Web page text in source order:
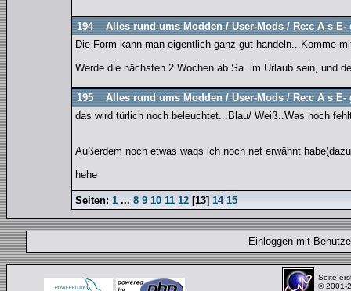
194 Alles rund ums Modden/ User-Mods/ Re:c A s
Die Form kann man eigentlich ganz gut handeln...Komme
Werde die nächsten 2 Wochen ab Sa. im Urlaub sein, und
195 Alles rund ums Modden/ User-Mods/ Re:c A s
das wird türlich noch beleuchtet...Blau/ Weiß..Was noch
Außerdem noch etwas waqs ich noch net erwähnt
hehe
Seiten: 1 ... 8 9 10 11 12[13] 14 15
Einloggen mit
Seite
© 2001-